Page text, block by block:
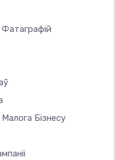
Бізнесу